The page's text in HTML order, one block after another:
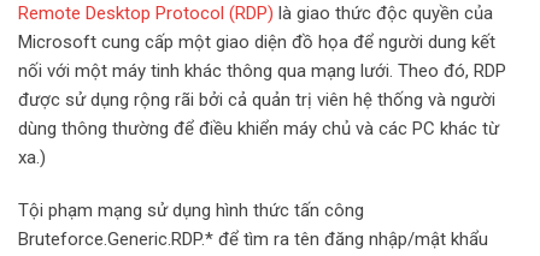
Remote Desktop Protocol (RDP) là giao thức độc quyền của
Microsoft cung cấp một giao diện đồ họa để người dung kết
nối với một máy tinh khác thông qua mạng lưới. Theo đó, RDP
được sử dụng rộng rãi bởi cả quản trị viên hệ thống và người
dùng thông thường để điều khiển máy chủ và các PC khác từ
xa.)
Tội phạm mạng sử dụng hình thức tấn công
Bruteforce.Generic.RDP.* để tìm ra tên đăng nhập/mật khẩu